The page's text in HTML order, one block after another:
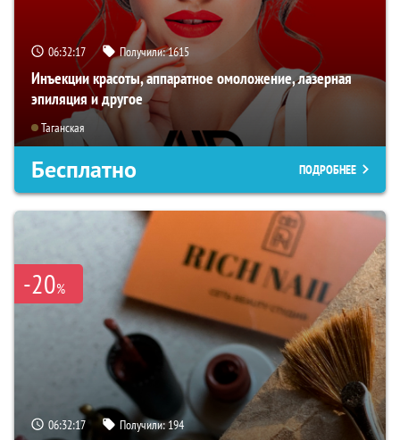
06:32:16 Получили:1615
Инъекции красоты, аппаратное омоложение, лазерная
эпиляция и другое
Таганская
Бесплатно ПОДРОБНЕЕ
-20%
06:32:16 Получили:194